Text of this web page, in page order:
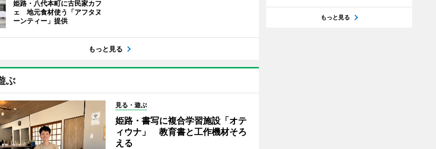
姫路・八代本町に古民家カフ
ェ 地元食材使う「アフタヌ
ーンティー」提供
もっと見る
ぶ
見る・遊ぶ
姫路・書写に複合学習施設「オテ
ィウナ」 教育書と工作機材そろ
える
もっと見る